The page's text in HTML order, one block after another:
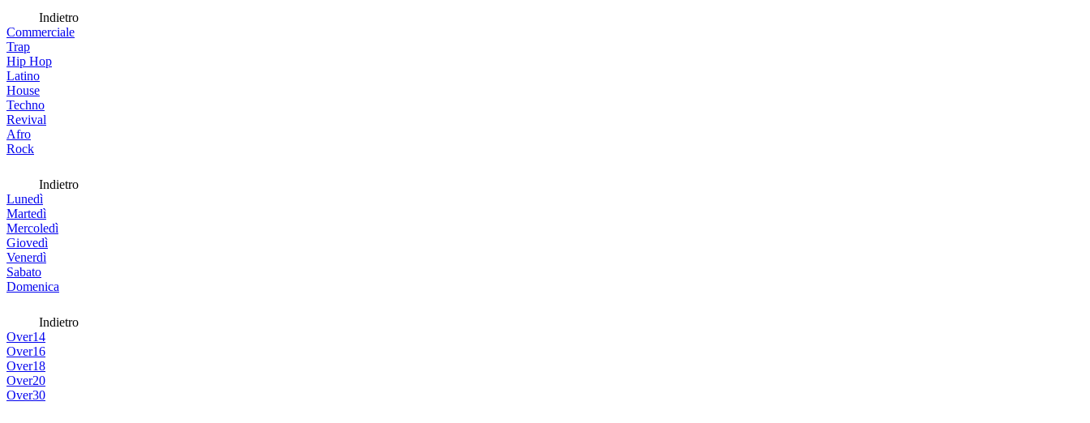
Indietro
Commerciale
Trap
Hip Hop
Latino
House
Techno
Revival
Afro
Rock
Indietro
Lunedì
Martedì
Mercoledì
Giovedì
Venerdì
Sabato
Domenica
Indietro
Over14
Over16
Over18
Over20
Over30